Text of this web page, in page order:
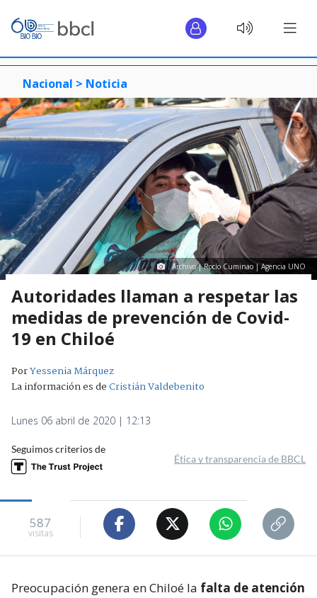
Nacional > Noticia
Archivo | Rocío Cuminao | Agencia UNO
Autoridades llaman a respetar las
medidas de prevención de Covid-
19 en Chiloé
PorYessenia Márquez
La información es deCristián Valdebenito
Lunes 06 abril de 2020 | 12:13
Seguimos criterios de
Ética y transparencia de BBCL
587
visitas
Preocupación genera en Chiloé la falta de atención